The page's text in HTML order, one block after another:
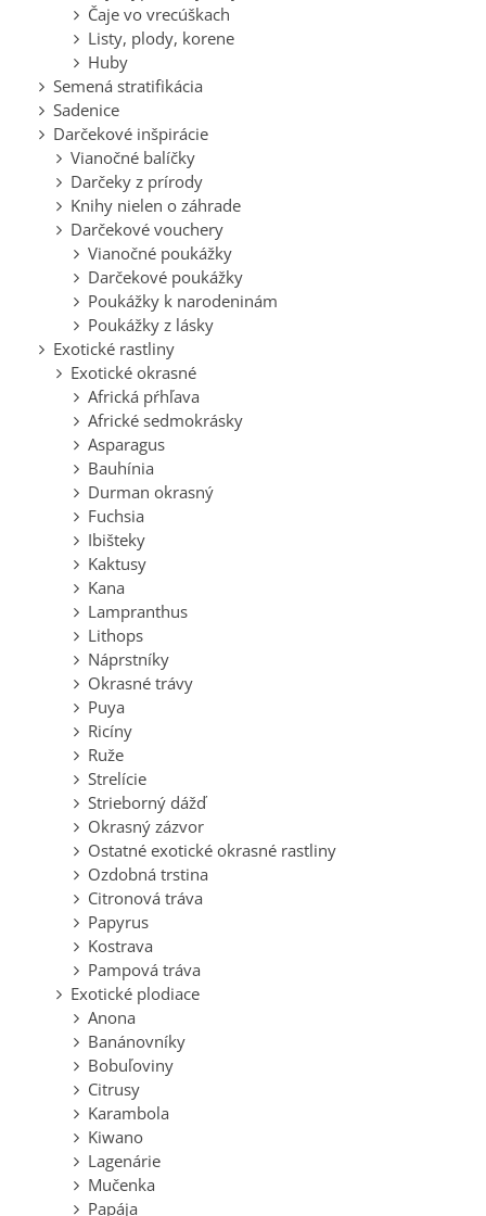
Čaje vo vrecúškach
Listy, plody, korene
Huby
Semená stratifikácia
Sadenice
Darčekové inšpirácie
Vianočné balíčky
Darčeky z prírody
Knihy nielen o záhrade
Darčekové vouchery
Vianočné poukážky
Darčekové poukážky
Poukážky k narodeninám
Poukážky z lásky
Exotické rastliny
Exotické okrasné
Africká pŕhľava
Africké sedmokrásky
Asparagus
Bauhínia
Durman okrasný
Fuchsia
Ibišteky
Kaktusy
Kana
Lampranthus
Lithops
Náprstníky
Okrasné trávy
Puya
Ricíny
Ruže
Strelície
Strieborný dážď
Okrasný zázvor
Ostatné exotické okrasné rastliny
Ozdobná trstina
Citronová tráva
Papyrus
Kostrava
Pampová tráva
Exotické plodiace
Anona
Banánovníky
Bobuľoviny
Citrusy
Karambola
Kiwano
Lagenárie
Mučenka
Papája